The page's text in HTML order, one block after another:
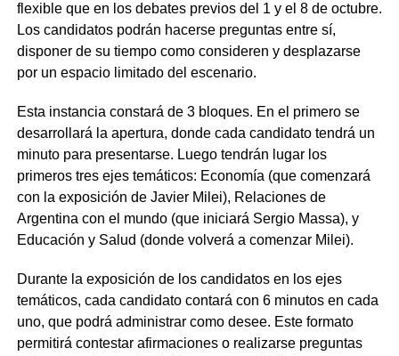
flexible que en los debates previos del 1 y el 8 de octubre.
Los candidatos podrán hacerse preguntas entre sí,
disponer de su tiempo como consideren y desplazarse
por un espacio limitado del escenario.
Esta instancia constará de 3 bloques. En el primero se
desarrollará la apertura, donde cada candidato tendrá un
minuto para presentarse. Luego tendrán lugar los
primeros tres ejes temáticos: Economía (que comenzará
con la exposición de Javier Milei), Relaciones de
Argentina con el mundo (que iniciará Sergio Massa), y
Educación y Salud (donde volverá a comenzar Milei).
Durante la exposición de los candidatos en los ejes
temáticos, cada candidato contará con 6 minutos en cada
uno, que podrá administrar como desee. Este formato
permitirá contestar afirmaciones o realizarse preguntas